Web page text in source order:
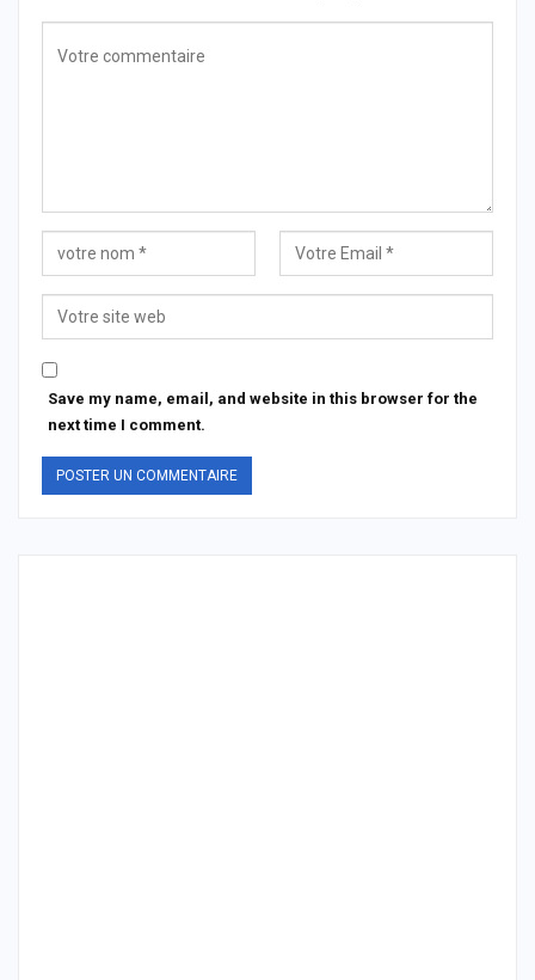
Save my name, email, and website in this browser for the
next time I comment.